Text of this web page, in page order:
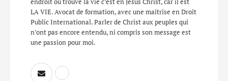
LA VIE. Avocat de formation, avec une maitrise en Droit
Public International. Parler de Christ aux peuples qui
n’ont pas encore entendu, ni compris son message est
une passion pour moi.